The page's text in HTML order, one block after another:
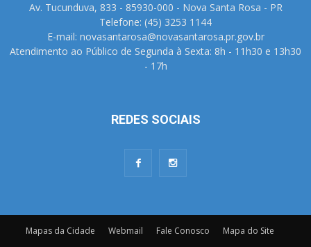
Av. Tucunduva, 833 - 85930-000 - Nova Santa Rosa - PR
Telefone: (45) 3253 1144
E-mail: novasantarosa@novasantarosa.pr.gov.br
Atendimento ao Público de Segunda à Sexta: 8h - 11h30 e 13h30
- 17h
REDES SOCIAIS
Mapas da Cidade Webmail Fale Conosco Mapa do Site